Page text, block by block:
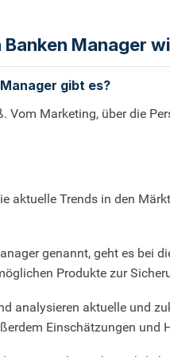
Manager
gibt es?
Marketing, über die
aktuelle Trends in den
genannt, geht es bei
Produkte zur
analysieren aktuelle und
Einschätzungen und